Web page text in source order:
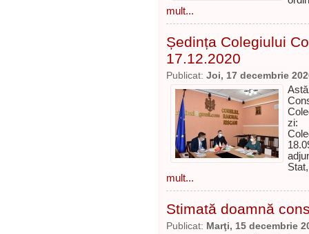
mult...
Ședința Colegiului
17.12.2020
Publicat: Joi, 17 decembrie
zi:
mult...
Stimată doamnă
Publicat: Marţi, 15 decembrie